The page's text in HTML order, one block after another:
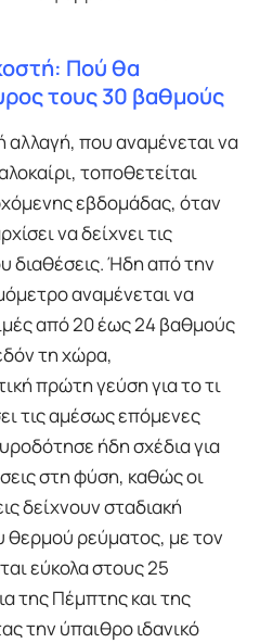
Πού θα
τους 30 βαθμούς
αλλαγή, που αναμένεται να
τοποθετείται
εβδομάδας, όταν
να δείχνει τις
διαθέσεις. Ήδη από την
αναμένεται να
από 20 έως 24 βαθμούς
τη χώρα,
πρώτη γεύση για το τι
τις αμέσως επόμενες
ήδη σχέδια για
στη φύση, καθώς οι
δείχνουν σταδιακή
θερμού ρεύματος, με τον
εύκολα στους 25
της Πέμπτης και της
την ύπαιθρο ιδανικό